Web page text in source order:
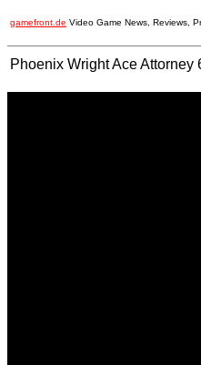
gamefront.de Video Game News, Reviews,
Phoenix Wright Ace Attorney